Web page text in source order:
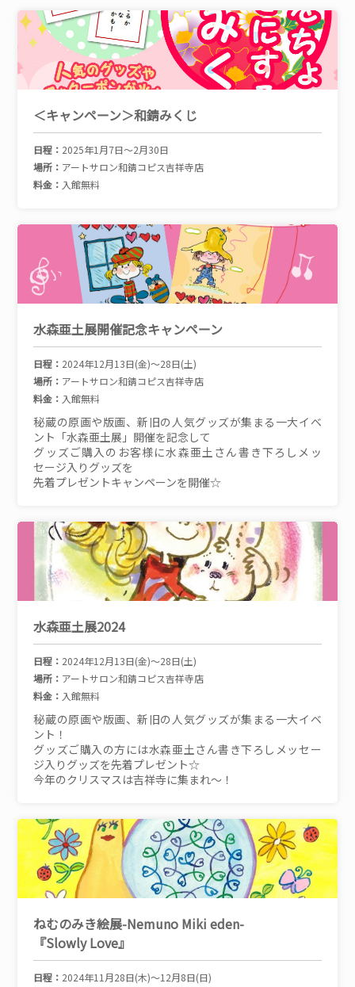
＜キャンペーン＞和錆みくじ
日程： 2025年1月7日～2月30日
場所： アートサロン和錆コピス吉祥寺店
料金： 入館無料
水森亜土展開催記念キャンペーン
日程： 2024年12月13日(金)～28日(土)
場所： アートサロン和錆コピス吉祥寺店
料金： 入館無料
秘蔵の原画や版画、新旧の人気グッズが集まる一大イベ
ント「水森亜土展」開催を記念して
グッズご購入のお客様に水森亜土さん書き下ろしメッ
セージ入りグッズを
先着プレゼントキャンペーンを開催☆
水森亜土展2024
日程： 2024年12月13日(金)～28日(土)
場所： アートサロン和錆コピス吉祥寺店
料金： 入館無料
秘蔵の原画や版画、新旧の人気グッズが集まる一大イベ
ント！
グッズご購入の方には水森亜土さん書き下ろしメッセー
ジ入りグッズを先着プレゼント☆
今年のクリスマスは吉祥寺に集まれ～！
ねむのみき絵展-Nemuno Miki eden-
『Slowly Love』
日程： 2024年11月28日(木)～12月8日(日)